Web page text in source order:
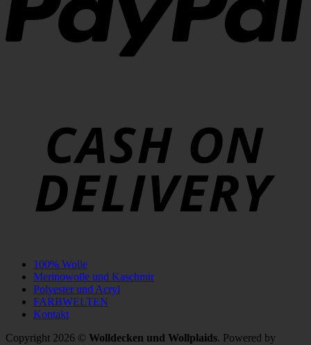
100% Wolle
Merinowolle und Kaschmir
Polyester und Acryl
FARBWELTEN
Kontakt
Copyright 2026 © Wolldecken und Wollplaids. Powered by